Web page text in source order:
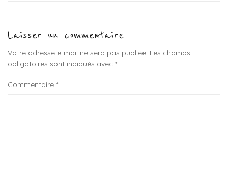
Laisser un commentaire
Votre adresse e-mail ne sera pas publiée. Les champs
obligatoires sont indiqués avec *
Commentaire *